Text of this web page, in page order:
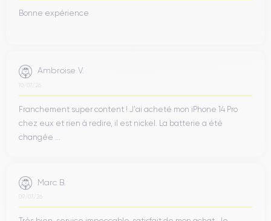
Bonne expérience
Ambroise V.
10/07/26
Franchement super content ! J'ai acheté mon iPhone 14 Pro
chez eux et rien à redire, il est nickel. La batterie a été
changée ...
Marc B.
09/07/26